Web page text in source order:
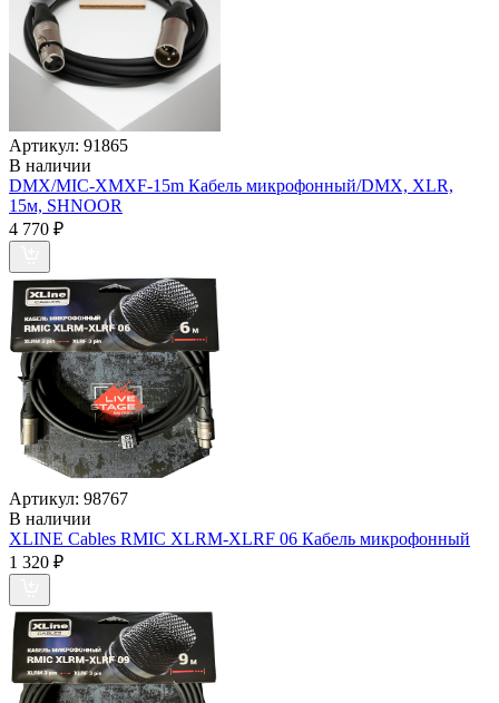
Артикул: 91865
В наличии
DMX/MIC-XMXF-15m Кабель микрофонный/DMX, XLR,
15м, SHNOOR
4 770 ₽
Артикул: 98767
В наличии
XLINE Cables RMIC XLRM-XLRF 06 Кабель микрофонный
1 320 ₽